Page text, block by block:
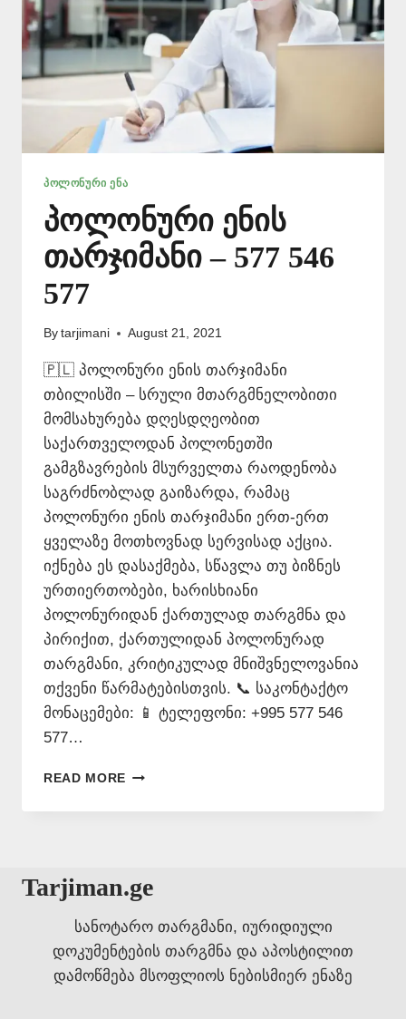
ᲞᲝᲚᲝᲜᲣᲠᲘ ᲔᲜᲐ
პოლონური ენის
თარჯიმანი – 577 546
577
By tarjimani August 21, 2021
🇵🇱 პოლონური ენის თარჯიმანი
თბილისში – სრული მთარგმნელობითი
მომსახურება დღესდღეობით
საქართველოდან პოლონეთში
გამგზავრების მსურველთა რაოდენობა
საგრძნობლად გაიზარდა, რამაც
პოლონური ენის თარჯიმანი ერთ-ერთ
ყველაზე მოთხოვნად სერვისად აქცია.
იქნება ეს დასაქმება, სწავლა თუ ბიზნეს
ურთიერთობები, ხარისხიანი
პოლონურიდან ქართულად თარგმნა და
პირიქით, ქართულიდან პოლონურად
თარგმანი, კრიტიკულად მნიშვნელოვანია
თქვენი წარმატებისთვის. 📞 საკონტაქტო
მონაცემები: 📱 ტელეფონი: +995 577 546
577…
READ MORE ᲞᲝᲚᲝᲜᲣᲠᲘ
ᲗᲐᲠᲯᲘᲛᲐᲜᲘ
577
Tarjiman.ge
სანოტარო თარგმანი, იურიდიული
დოკუმენტების თარგმნა და აპოსტილით
დამოწმება მსოფლიოს ნებისმიერ ენაზე